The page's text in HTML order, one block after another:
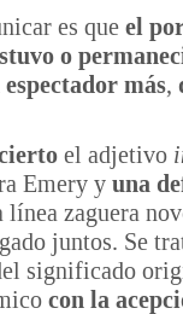
es que el
o
más,
el adjetivo
Emery y una
zaguera
juntos. Se
significado
con la